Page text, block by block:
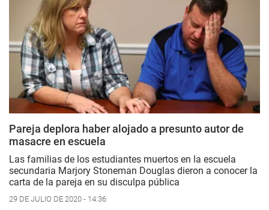
Pareja deplora haber alojado a presunto autor de
masacre en escuela
Las familias de los estudiantes muertos en la escuela
secundaria Marjory Stoneman Douglas dieron a conocer la
carta de la pareja en su disculpa pública
29 DE JULIO DE 2020 - 14:36